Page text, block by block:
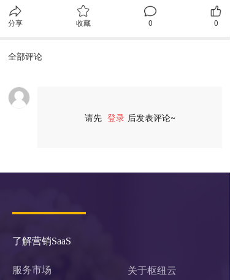
分享 收藏 0 0
全部评论
请先 登录 后发表评论~
了解营销SaaS
关于枢纽云
服务市场